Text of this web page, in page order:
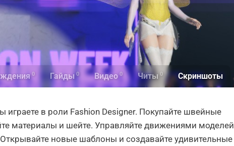
0 Гайды 0 Видео 0 Читы 0 Скриншоты
играете в роли Fashion Designer. Покупайте швейные
материалы и шейте. Управляйте движениями моделей
новые шаблоны и создавайте удивительные